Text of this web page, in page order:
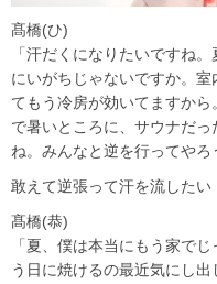
髙橋(ひ)
「汗だくになりたいですね
にいがちじゃないですか。
てもう冷房が効いてますか
で暑いところに、サウナだ
ね。みんなと逆を行ってやろ
敢えて逆張って汗を流したい
髙橋(恭)
「夏、僕は本当にもう家で
う日に焼けるの最近気にし